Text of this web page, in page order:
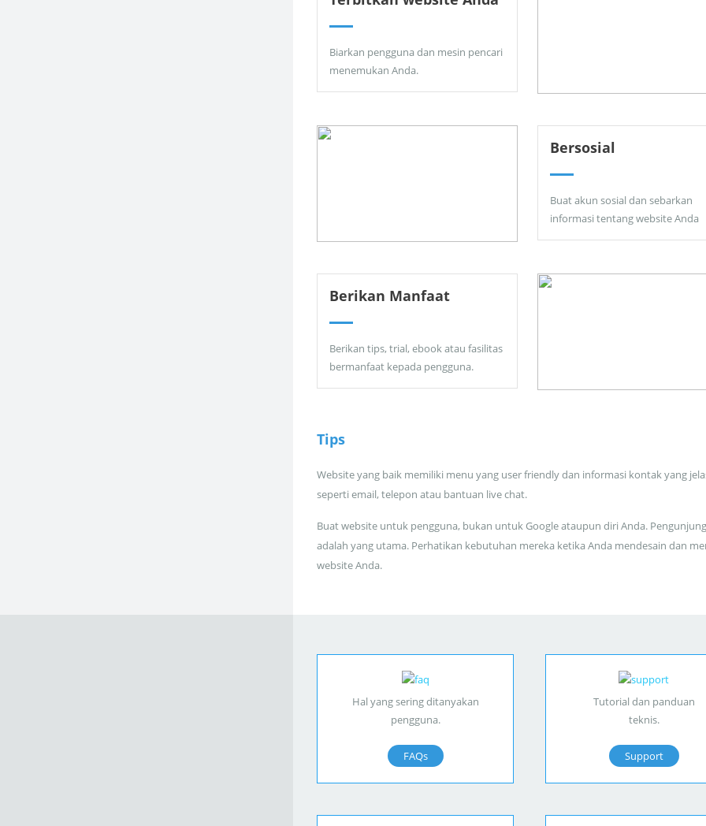
Biarkan pengguna dan mesin pencari
menemukan Anda.
Bersosial
Buat akun sosial dan sebarkan
informasi tentang website Anda
Berikan Manfaat
Berikan tips, trial, ebook atau fasilitas
bermanfaat kepada pengguna.
Tips
Website yang baik memiliki menu yang user friendly dan informasi kontak yang
seperti email, telepon atau bantuan live chat.
Buat website untuk pengguna, bukan untuk Google ataupun diri Anda.
adalah yang utama. Perhatikan kebutuhan mereka ketika Anda mendesain dan
website Anda.
Hal yang sering ditanyakan
pengguna.
FAQs
Tutorial dan panduan
teknis.
Support